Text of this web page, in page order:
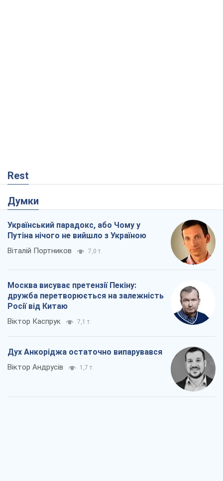
Rest
Думки
Український парадокс, або Чому у
Путіна нічого не вийшло з Україною
Віталій Портников 7,0 т.
Москва висуває претензії Пекіну:
дружба перетворюється на залежність
Росії від Китаю
Віктор Каспрук 7,1 т.
Дух Анкоріджа остаточно випарувався
Віктор Андрусів 1,7 т.